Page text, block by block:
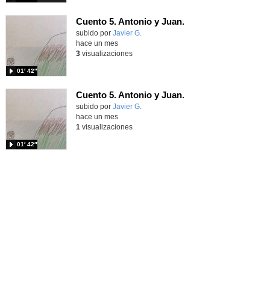
Cuento 5. Antonio y Juan.
Contenido educativo.
subido por Javier G.
01′ 42″
hace un mes
3visualizaciones
Cuento 5. Antonio y Juan.
Contenido educativo.
subido por Javier G.
01′ 42″
hace un mes
1 visualizaciones